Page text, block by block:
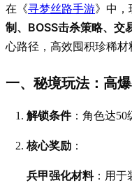
在《寻梦丝路手游》中，
制、BOSS击杀策略、交
心路径，高效囤积珍稀材
一、秘境玩法：高
解锁条件：角色达50
核心奖励 ：
兵甲强化材料：用于